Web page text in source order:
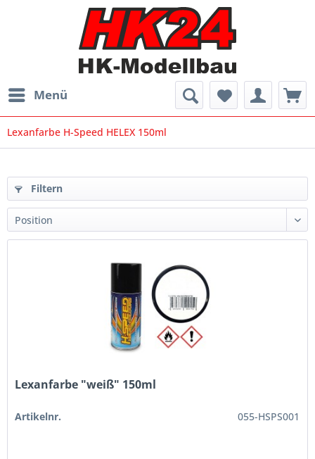
Menü
Lexanfarbe H-Speed HELEX 150ml
Filtern
Lexanfarbe "weiß" 150ml
Artikelnr. 055-HSPS001